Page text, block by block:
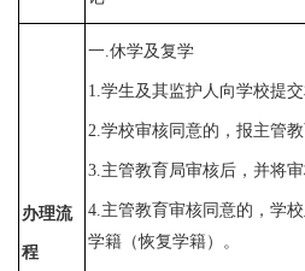
办理流
程
一.休学及复学
1.学生及其监护人向学校提交
2.学校审核同意的，报主管
3.主管教育局审核后，并将
4.主管教育审核同意的，学
学籍（恢复学籍）。